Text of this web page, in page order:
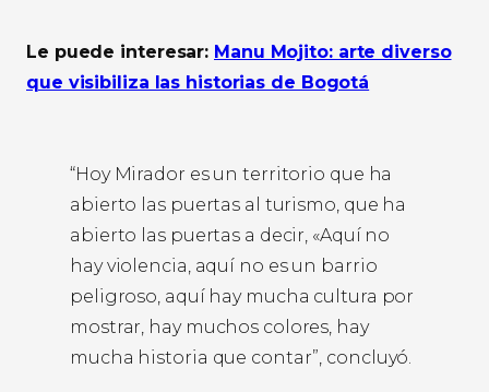
Le puede interesar: Manu Mojito: arte diverso
que visibiliza las historias de Bogotá
“Hoy Mirador es un territorio que ha
abierto las puertas al turismo, que ha
abierto las puertas a decir, «Aquí no
hay violencia, aquí no es un barrio
peligroso, aquí hay mucha cultura por
mostrar, hay muchos colores, hay
mucha historia que contar”, concluyó.